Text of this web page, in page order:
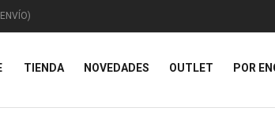
TIENDA NOVEDADES OUTLET POR